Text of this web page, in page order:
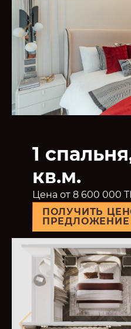
1
кв.м.
Цена от 8 600 000
ПОЛУЧИТЬ
ПРЕДЛОЖЕНИЕ